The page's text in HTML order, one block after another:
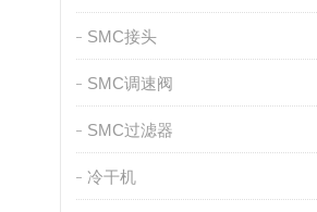
SMC接头
SMC调速阀
SMC过滤器
冷干机